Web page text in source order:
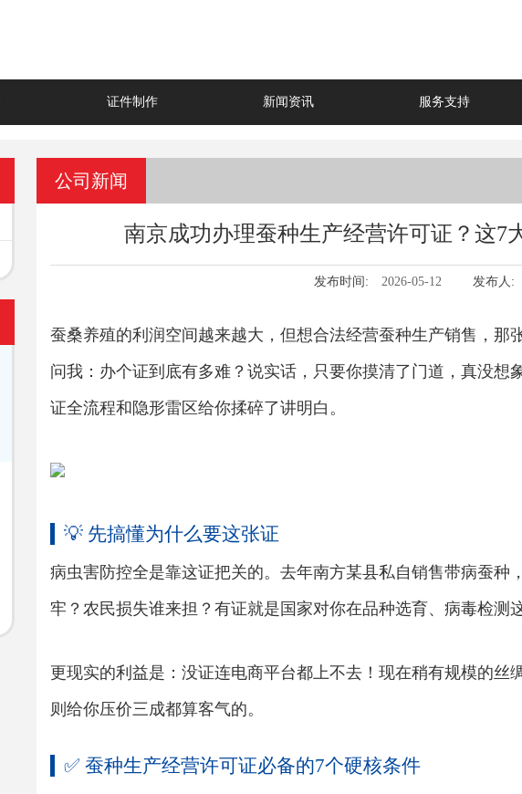
证件制作 新闻资讯 服务支持
公司新闻
南京成功办理蚕种生产经营许可证？这7
发布时间: 2026-05-12 发布人:
蚕桑养殖的利润空间越来越大，但想合法经营蚕种生产销售，那
问我：办个证到底有多难？说实话，只要你摸清了门道，真没想
证全流程和隐形雷区给你揉碎了讲明白。
💡 先搞懂为什么要这张证
病虫害防控全是靠这证把关的。去年南方某县私自销售带病蚕
牢？农民损失谁来担？有证就是国家对你在品种选育、病毒检测
更现实的利益是：没证连电商平台都上不去！现在稍有规模的丝
则给你压价三成都算客气的。
✅ 蚕种生产经营许可证必备的7个硬核条件